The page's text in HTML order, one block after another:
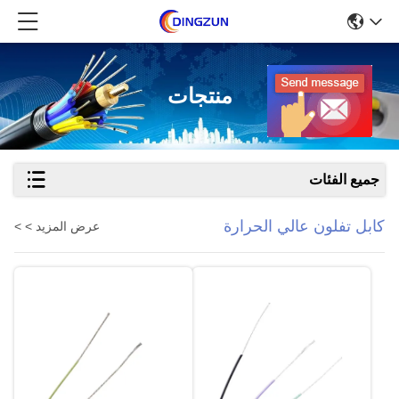
منتجات
جميع الفئات
كابل تفلون عالي الحرارة عرض المزيد > >